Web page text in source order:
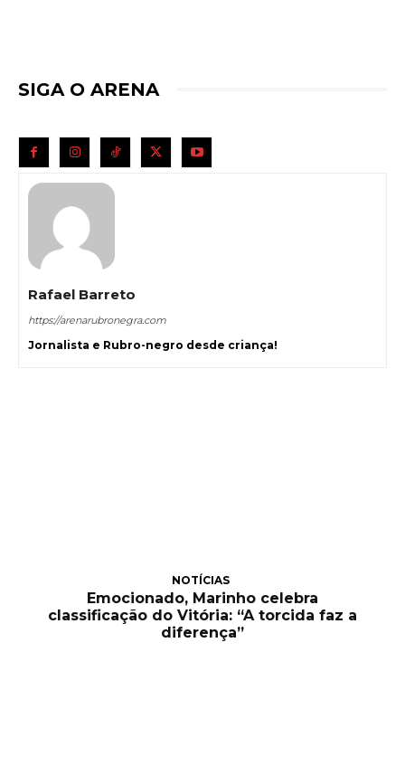
SIGA O ARENA
Rafael Barreto
https://arenarubronegra.com
Jornalista e Rubro-negro desde criança!
NOTÍCIAS
Emocionado, Marinho celebra
classificação do Vitória: “A torcida faz a
diferença”